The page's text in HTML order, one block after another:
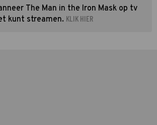
The Man in the Iron Mask op tv
kunt streamen. KLIK HIER